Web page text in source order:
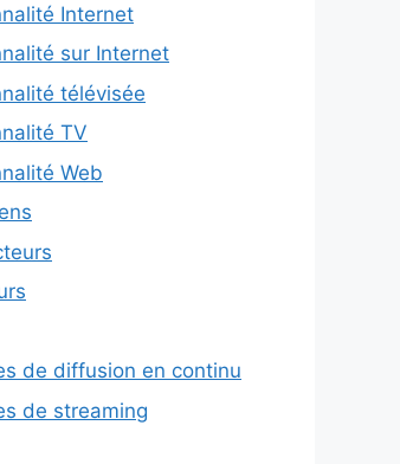
Internet
sur Internet
télévisée
TV
Web
de diffusion en continu
de streaming